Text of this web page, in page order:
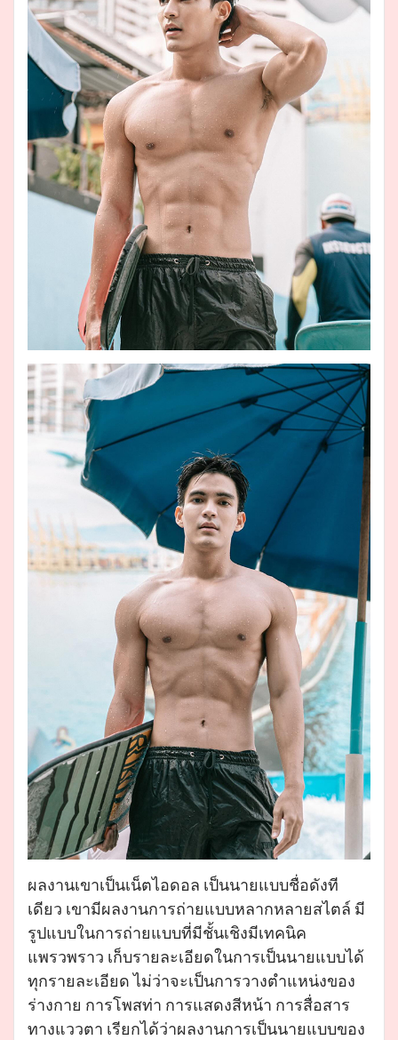
ผลงานเขาเป็นเน็ตไอดอล เป็นนายแบบชื่อดังที
เดียว เขามีผลงานการถ่ายแบบหลากหลายสไตล์ มี
รูปแบบในการถ่ายแบบที่มีชั้นเชิงมีเทคนิค
แพรวพราว เก็บรายละเอียดในการเป็นนายแบบได้
ทุกรายละเอียด ไม่ว่าจะเป็นการวางตำแหน่งของ
ร่างกาย การโพสท่า การแสดงสีหน้า การสื่อสาร
ทางแววตา เรียกได้ว่าผลงานการเป็นนายแบบของ